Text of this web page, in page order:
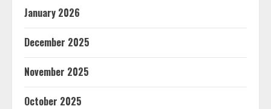
January 2026
December 2025
November 2025
October 2025